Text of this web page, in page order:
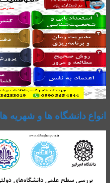
انواع دانشگاه ها و شهریه ها